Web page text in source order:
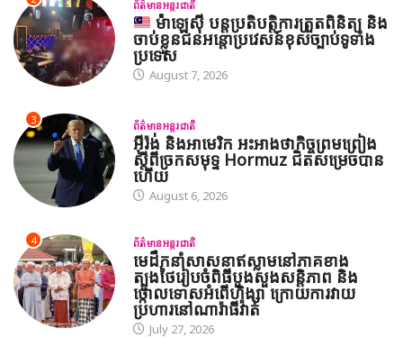
ព័ត៌មានអន្តរជាតិ
ម៉ាឡេស៊ី បន្តប្រតិបត្តិការត្រួតពិនិត្យ និង
ចាប់ខ្លួនជនអន្តោប្រវេសន៍ខុសច្បាប់ទូទាំង
ប្រទេស
August 7, 2026
3 ព័ត៌មានអន្តរជាតិ
អ៊ីរ៉ង់ និងអាមេរិក អះអាងថាកិច្ចព្រមព្រៀង
ស្តីពីច្រកសមុទ្ទ Hormuz ជិតសម្រេចបាន
ហើយ
August 6, 2026
4 ព័ត៌មានអន្តរជាតិ
មេដឹកនាំសាសនាឥស្លាមនៅភាគខាង
ត្បូងថៃរៀបចំពិធីបួងសួងសន្តិភាព និង
ថ្កោលទោសអំពើហិង្សា ក្រោយការវាយ
ប្រហារនៅណារ៉ាធីវ៉ាត់
July 27, 2026